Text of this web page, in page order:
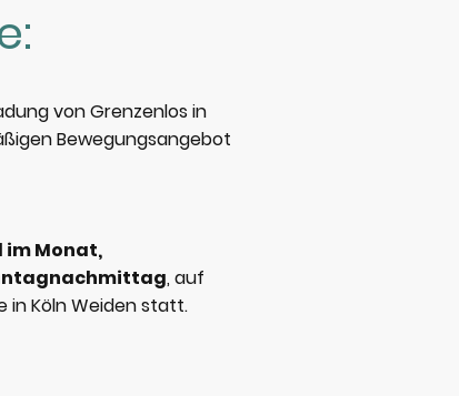
vonGrenzenlos in
Bewegungsangebot
im Monat,
, auf
in Köln Weiden statt.